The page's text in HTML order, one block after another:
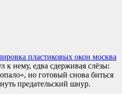
пластиковых окон москва
к нему, едва сдерживая слёзы:
но готовый снова биться
предательский шнур.